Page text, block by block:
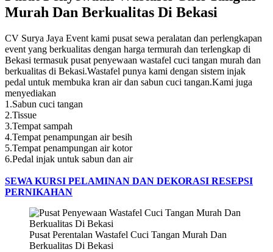
Murah Dan Berkualitas Di Bekasi
CV Surya Jaya Event kami pusat sewa peralatan dan perlengkapan
event yang berkualitas dengan harga termurah dan terlengkap di
Bekasi termasuk pusat penyewaan wastafel cuci tangan murah dan
berkualitas di Bekasi.Wastafel punya kami dengan sistem injak
pedal untuk membuka kran air dan sabun cuci tangan.Kami juga
menyediakan
1.Sabun cuci tangan
2.Tissue
3.Tempat sampah
4.Tempat penampungan air besih
5.Tempat penampungan air kotor
6.Pedal injak untuk sabun dan air
SEWA KURSI PELAMINAN DAN DEKORASI RESEPSI
PERNIKAHAN
Pusat Perentalan Wastafel Cuci Tangan Murah Dan
Berkualitas Di Bekasi